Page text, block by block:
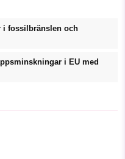
i fossilbränslen och
i EU med